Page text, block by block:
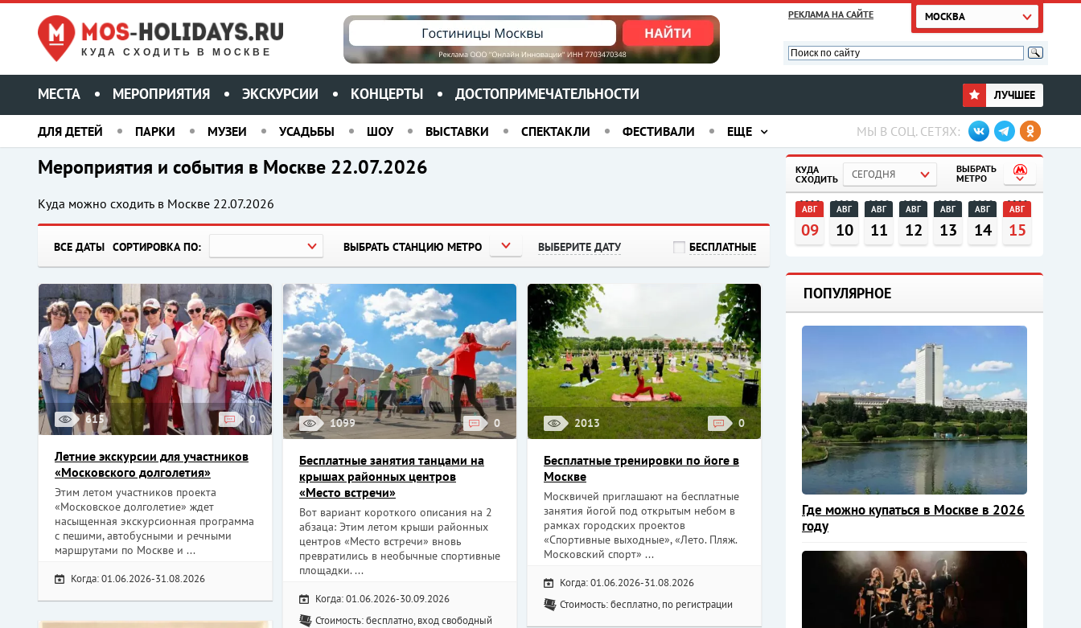
КУДА СХОДИТЬ В МОСКВЕ
РЕКЛАМА НА САЙТЕ МОСКВА
МЕСТА МЕРОПРИЯТИЯ ЭКСКУРСИИ КОНЦЕРТЫ ДОСТОПРИМЕЧАТЕЛЬНОСТИ ЛУЧШЕЕ
ДЛЯ ДЕТЕЙ ПАРКИ МУЗЕИ УСАДЬБЫ ШОУ ВЫСТАВКИ СПЕКТАКЛИ ФЕСТИВАЛИ ЕЩЕ МЫ В СОЦ. СЕТЯХ:
Мероприятия и события в Москве 22.07.2026
Куда можно сходить в Москве 22.07.2026
ВСЕ ДАТЫ СОРТИРОВКА ПО: ВЫБРАТЬ СТАНЦИЮ МЕТРО ВЫБЕРИТЕ ДАТУ БЕСПЛАТНЫЕ
615 0
Летние экскурсии для участников
«Московского долголетия»
Этим летом участников проекта
«Московское долголетие» ждет
насыщенная экскурсионная программа
с пешими, автобусными и речными
маршрутами по Москве и ...
Когда: 01.06.2026-31.08.2026
1099 0
Бесплатные занятия танцами на
крышах районных центров
«Место встречи»
Вот вариант короткого описания на 2
абзаца: Этим летом крыши районных
центров «Место встречи» вновь
превратились в необычные спортивные
площадки. ...
Когда: 01.06.2026-30.09.2026
Стоимость: бесплатно, вход свободный
2013 0
Бесплатные тренировки по йоге в
Москве
Москвичей приглашают на бесплатные
занятия йогой под открытым небом в
рамках городских проектов
«Спортивные выходные», «Лето. Пляж.
Московский спорт» ...
Когда: 01.06.2026-31.08.2026
Стоимость: бесплатно, по регистрации
КУДА
СХОДИТЬ
СЕГОДНЯ
ВЫБРАТЬ
МЕТРО
АВГ
09
АВГ
10
АВГ
11
АВГ
12
АВГ
13
АВГ
14
АВГ
15
ПОПУЛЯРНОЕ
Где можно купаться в Москве в 2026
году